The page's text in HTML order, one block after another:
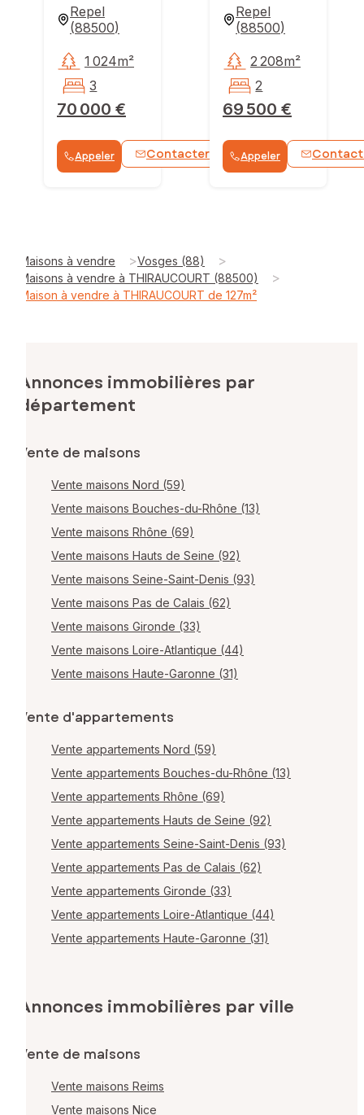
Repel
(88500)
70 000 €
1 024m²
3
Appeler Contacter WhatsApp
Repel
(88500)
69 500 €
2 208m²
2
Appeler
Maisons à vendre >Vosges (88) >
Maisons à vendre à THIRAUCOURT (88500) >
Maison à vendre à THIRAUCOURT de 127m²
Annonces immobilières par
département
Vente de maisons
Vente maisons Nord (59)
Vente maisons Bouches-du-Rhône (13)
Vente maisons Rhône (69)
Vente maisons Hauts de Seine (92)
Vente maisons Seine-Saint-Denis (93)
Vente maisons Pas de Calais (62)
Vente maisons Gironde (33)
Vente maisons Loire-Atlantique (44)
Vente maisons Haute-Garonne (31)
Vente d'appartements
Vente appartements Nord (59)
Vente appartements Bouches-du-Rhône (13)
Vente appartements Rhône (69)
Vente appartements Hauts de Seine (92)
Vente appartements Seine-Saint-Denis (93)
Vente appartements Pas de Calais (62)
Vente appartements Gironde (33)
Vente appartements Loire-Atlantique (44)
Vente appartements Haute-Garonne (31)
Annonces immobilières par ville
Vente de maisons
Vente maisons Reims
Vente maisons Nice